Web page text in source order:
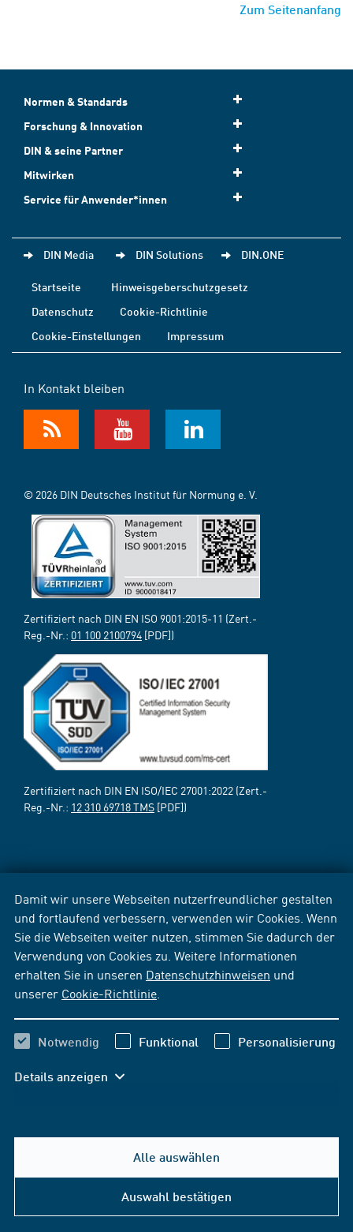
Damit wir unsere Webseiten nutzerfreundlicher gestalten
und fortlaufend verbessern, verwenden wir Cookies. Wenn
Sie die Webseiten weiter nutzen, stimmen Sie dadurch der
Verwendung von Cookies zu. Weitere Informationen
erhalten Sie in unseren Datenschutzhinweisen und
unserer Cookie-Richtlinie
Notwendig Funktional Personalisierung
Details anzeigen
Alle auswählen
Auswahl bestätigen
Zum Seitenanfang
Normen & Standards
Forschung & Innovation
DIN & seine Partner
Mitwirken
Service für Anwender*innen
DIN Media DIN Solutions DIN.ONE
Startseite
Hinweisgeberschutzgesetz
Datenschutz
Cookie-Richtlinie
Cookie-Einstellungen
Impressum
In Kontakt bleiben
© 2026 DIN Deutsches Institut für Normung e. V.
Zertifiziert nach DIN EN ISO 9001:2015-11 (Zert.-
Reg.-Nr.: 01 100 2100794 [PDF])
Zertifiziert nach DIN EN ISO/IEC 27001:2022 (Zert.-
Reg.-Nr.: 12 310 69718 TMS [PDF])